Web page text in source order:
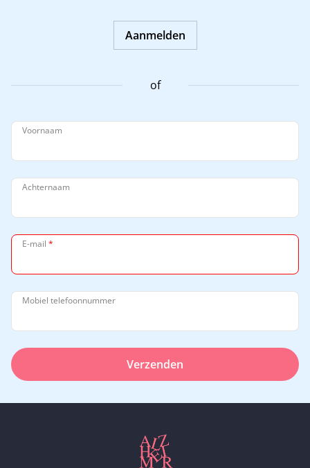
Aanmelden
of
Voornaam
Achternaam
E-mail *
Mobiel telefoonnummer
Verzenden